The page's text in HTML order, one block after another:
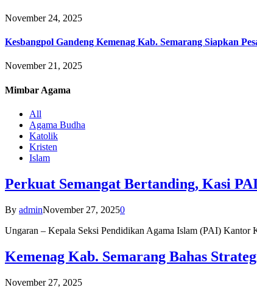
November 24, 2025
Kesbangpol Gandeng Kemenag Kab. Semarang Siapkan
November 21, 2025
Mimbar Agama
All
Agama Budha
Katolik
Kristen
Islam
Perkuat Semangat Bertanding, Kasi
By adminNovember 27, 20250
Ungaran – Kepala Seksi Pendidikan Agama Islam (PAI)
Kemenag Kab. Semarang Bahas
November 27, 2025